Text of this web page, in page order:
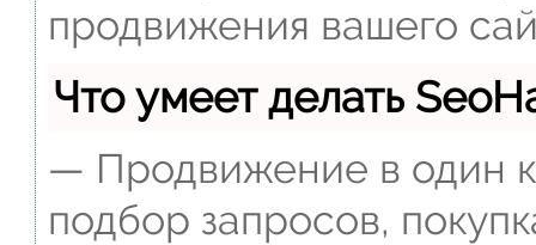
продвижения вашего
Что умеет делать
— Продвижение в один
подбор запросов,